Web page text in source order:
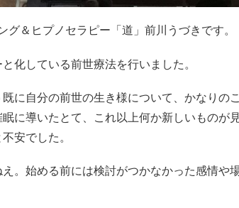
グ＆ヒプノセラピー「道」前川うづきです。
化している前世療法を行いました。
に自分の前世の生き様について、かなりの
に導いたとて、これ以上何か新しいものが
安でした。
。始める前には検討がつかなかった感情や